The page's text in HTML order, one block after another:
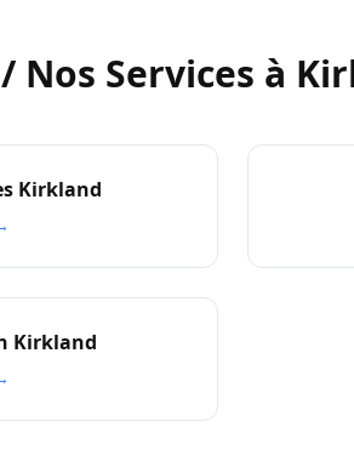
Nos Services à
Kirkland
Kirkland